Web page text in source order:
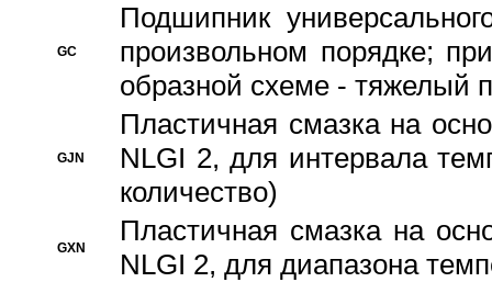
GC
Подшипник
произвольном порядке;
образной схеме - тяжелый
GJN
Пластичная смазка на
NLGI 2, для интервала
количество)
GXN
Пластичная смазка на
NLGI 2, для диапазона